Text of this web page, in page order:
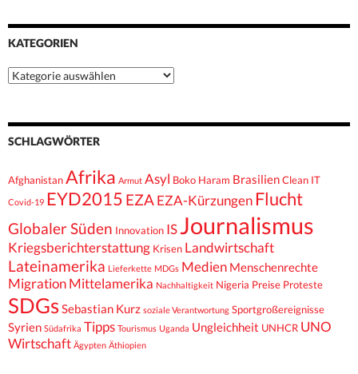
KATEGORIEN
Kategorien
SCHLAGWÖRTER
AfghanistanAfrika Armut Asyl Boko Haram BrasilienClean IT
Covid-19 EYD2015 EZA EZA-Kürzungen Flucht
Globaler Süden Innovation IS Journalismus
Kriegsberichterstattung Krisen Landwirtschaft
Lateinamerika Lieferkette MDGs Medien Menschenrechte
Migration Mittelamerika Nachhaltigkeit Nigeria Preise Proteste
SDGsSebastian Kurz soziale Verantwortung Sportgroßereignisse
Syrien Südafrika Tipps Tourismus Uganda Ungleichheit UNHCR UNO
Wirtschaft Ägypten Äthiopien